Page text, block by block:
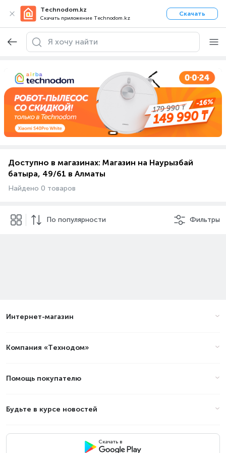
Technodom.kz
Скачать приложение Technodom.kz
Скачать
Доступно в магазинах: Магазин на Наурызбай
батыра, 49/61 в Алматы
Найдено 0 товаров
По популярности Фильтры
Интернет-магазин
Компания «Технодом»
Помощь покупателю
Будьте в курсе новостей
Скачать в